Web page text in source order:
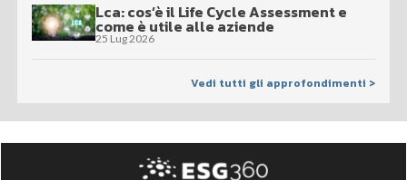
Lca: cos’è il Life Cycle Assessment e
come è utile alle aziende
25 Lug 2026
Vedi tutti gli approfondimenti >